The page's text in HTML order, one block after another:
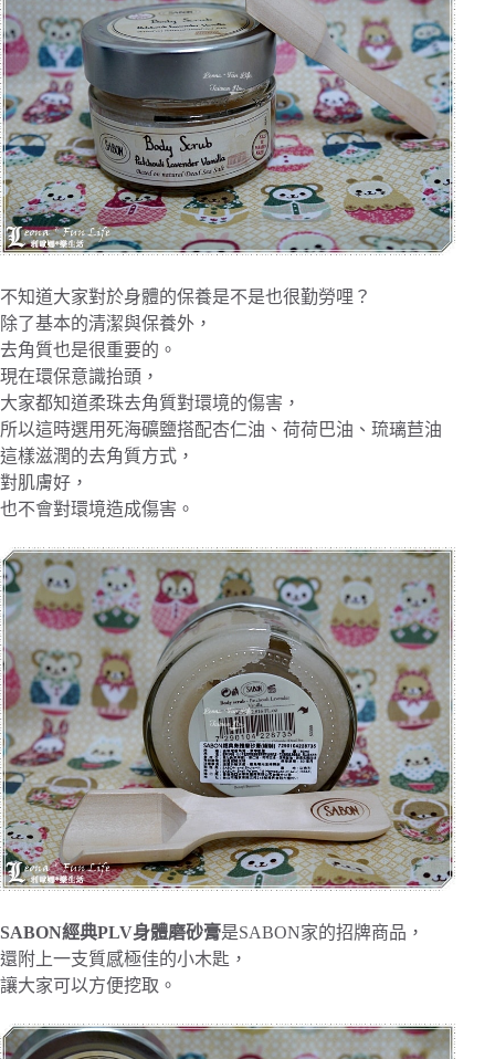
不知道大家對於身體的保養是不是也很勤勞哩？
除了基本的清潔與保養外，
去角質也是很重要的。
現在環保意識抬頭，
大家都知道柔珠去角質對環境的傷害，
所以這時選用死海礦鹽搭配杏仁油、荷荷巴油、琉璃苣油
這樣滋潤的去角質方式，
對肌膚好，
也不會對環境造成傷害。
SABON經典PLV身體磨砂膏是SABON家的招牌商品，
還附上一支質感極佳的小木匙，
讓大家可以方便挖取。